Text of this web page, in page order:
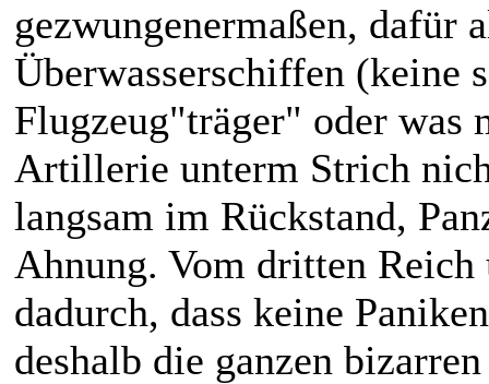
gezwungenermaßen, dafür
Überwasserschiffen (keine
Flugzeug"träger" oder was
Artillerie unterm Strich
langsam im Rückstand,
Ahnung. Vom dritten
dadurch, dass keine
deshalb die ganzen